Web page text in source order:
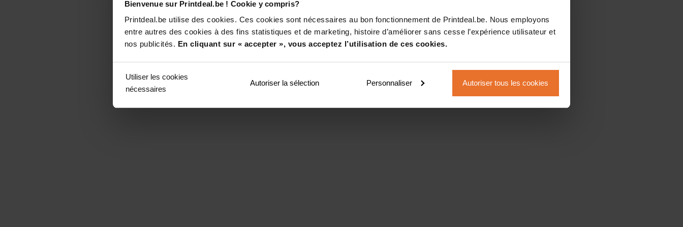
Bienvenue sur Printdeal.be ! Cookie y compris?
Printdeal.be utilise des cookies. Ces cookies sont nécessaires au bon fonctionnement de Printdeal.be. Nous employons
entre autres des cookies à des fins statistiques et de marketing, histoire d’améliorer sans cesse l’expérience utilisateur et
nos publicités. En cliquant sur « accepter », vous acceptez l’utilisation de ces cookies.
Utiliser les cookies
nécessaires
Autoriser la sélection Personnaliser Autoriser tous les cookies